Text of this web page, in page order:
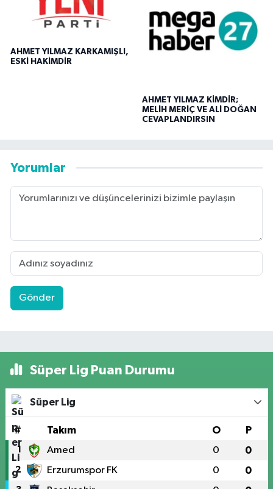
AHMET YILMAZ KARKAMIŞLI,
ESKİ HAKİMDİR
AHMET YILMAZ KİMDİR;
MELİH MERİÇ VE ALİ DOĞAN
CEVAPLANDIRSIN
Yorumlar
Gönder
Süper Lig Puan Durumu
Süper Lig
# Takım O P
1 Amed 0 0
2 Erzurumspor FK 0 0